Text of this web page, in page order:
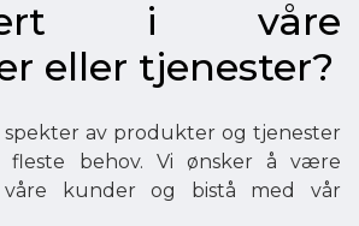
i våre
eller tjenester?
av produkter og tjenester
fleste behov. Vi ønsker å være
kunder og bistå med vår